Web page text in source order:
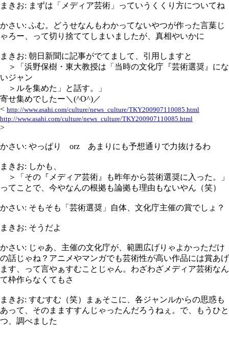
まきお: まずは「メディア芸術」っていうくくり方についてね
かさい: ふむ。どうせなんもわかってないやつが作った言葉じ
ゃろー、って切り捨ててしまいましたが、真相やいかに
まきお: 朝日新聞に記事がでてまして、引用しますと
＞「浜野保樹・東大教授は「当時の文化庁『芸術選奨』にな
いジャン
＞ルを集めた」と話す。」
寄せ集めでしたー＼(^O^)／
< http://www.asahi.com/culture/news_culture/TKY200907110085.html
http://www.asahi.com/culture/news_culture/TKY200907110085.html
>
かさい: やっぱり orz あまりにも予想通りで力抜けるわ
まきお: しかも、
＞「その『メディア芸術』も昨年から芸術選奨に入った。」
ってことで、今やなんの根拠も論拠も理由もないやん（笑）
かさい: そもそも「芸術選奨」自体、文化庁主催の賞でしょ？
まきお: そうだよ
かさい: じゃあ、主催の文化庁が、範囲広げりゃよかっただけ
の話じゃね？アニメやマンガでも芸術性が高い作品には賞あげ
ます、って言やぁすむことじゃん。わざわざメディア芸術なん
て枠作らなくてもさ
まきお: すむすむ（笑）まぁそこに、各ジャンルからの思惑も
あって、そのまますすんじゃったんだろうねぇ。で、もうひと
つ、調べました